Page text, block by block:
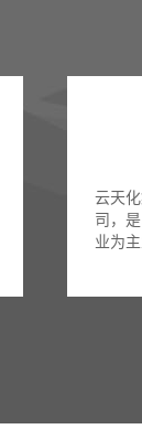
云天
司，
业为